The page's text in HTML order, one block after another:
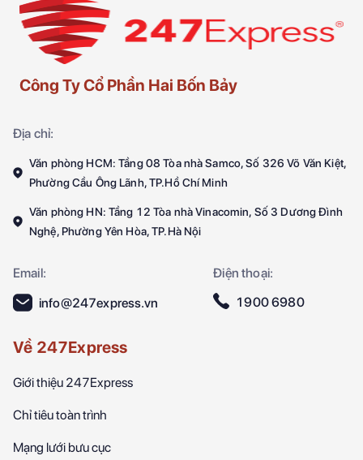
Công Ty Cổ Phần Hai Bốn Bảy
Địa chỉ:
Văn phòng HCM: Tầng 08 Tòa nhà Samco, Số 326 Võ Văn Kiệt,
Phường Cầu Ông Lãnh, TP.Hồ Chí Minh
Văn phòng HN: Tầng 12 Tòa nhà Vinacomin, Số 3 Dương Đình
Nghệ, Phường Yên Hòa, TP.Hà Nội
Email:
Điện thoại:
info@247express.vn
1900 6980
Về 247Express
Giới thiệu 247Express
Chỉ tiêu toàn trình
Mạng lưới bưu cục